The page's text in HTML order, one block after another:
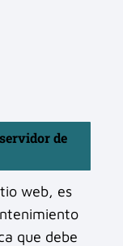
de
web, es
que debe